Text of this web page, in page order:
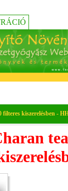
kiszerelésben -